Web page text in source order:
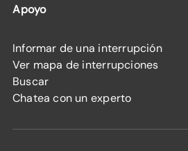
Apoyo
Informar de una interrupción
Ver mapa de interrupciones
Buscar
Chatea con un experto